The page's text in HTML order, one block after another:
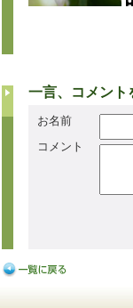
一言、コメント
お名前
コメント